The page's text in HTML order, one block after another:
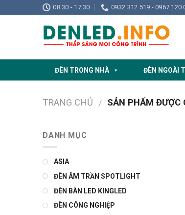
to
08:30 - 17:30 0932.312.519 -
ĐÈN TRONG NHÀ ĐÈN NGOÀI
TRANG CHỦ / SẢN PHẨM ĐƯỢC
DANH MỤC
ASIA
ĐÈN ÂM TRẦN SPOTLIGHT
ĐÈN BÀN LED KINGLED
ĐÈN CÔNG NGHIỆP